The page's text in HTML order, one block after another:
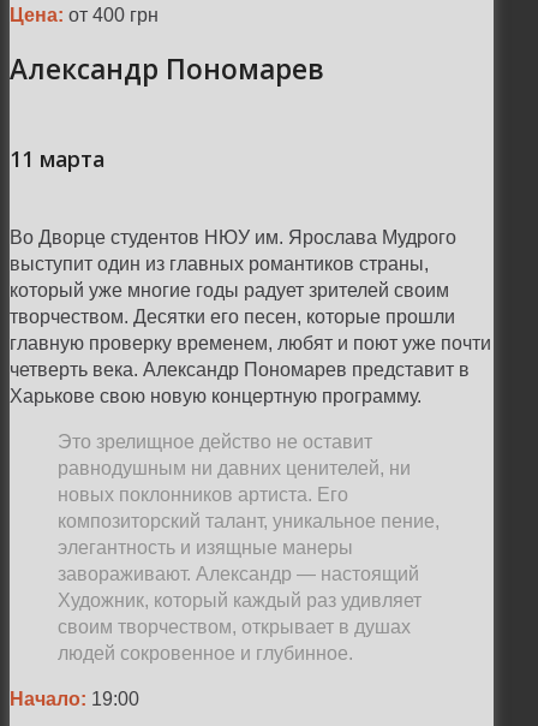
Цена: от 400 грн
Александр Пономарев
11 марта
Во Дворце студентов НЮУ им. Ярослава Мудрого
выступит один из главных романтиков страны,
который уже многие годы радует зрителей своим
творчеством. Десятки его песен, которые прошли
главную проверку временем, любят и поют уже почти
четверть века. Александр Пономарев представит в
Харькове свою новую концертную программу.
Это зрелищное действо не оставит
равнодушным ни давних ценителей, ни
новых поклонников артиста. Его
композиторский талант, уникальное пение,
элегантность и изящные манеры
завораживают. Александр — настоящий
Художник, который каждый раз удивляет
своим творчеством, открывает в душах
людей сокровенное и глубинное.
Начало: 19:00